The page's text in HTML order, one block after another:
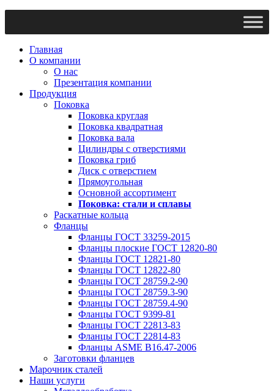
Главная
О компании
О нас
Презентация компании
Продукция
Поковка
Поковка круглая
Поковка квадратная
Поковка вала
Цилиндры с отверстиями
Поковка гриб
Диск с отверстием
Прямоугольная
Основной ассортимент
Поковка: cтали и сплавы
Раскатные кольца
Фланцы
Фланцы ГОСТ 33259-2015
Фланцы плоские ГОСТ 12820-80
Фланцы ГОСТ 12821-80
Фланцы ГОСТ 12822-80
Фланцы ГОСТ 28759.2-90
Фланцы ГОСТ 28759.3-90
Фланцы ГОСТ 28759.4-90
Фланцы ГОСТ 9399-81
Фланцы ГОСТ 22813-83
Фланцы ГОСТ 22814-83
Фланцы ASME B16.47-2006
Заготовки фланцев
Марочник сталей
Наши услуги